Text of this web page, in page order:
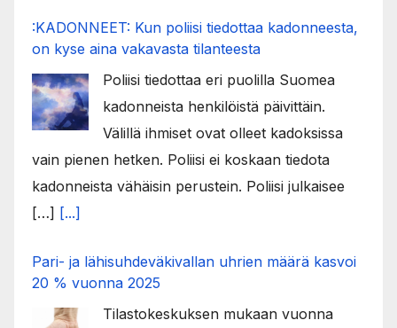
:KADONNEET: Kun poliisi tiedottaa kadonneesta,
on kyse aina vakavasta tilanteesta
Poliisi tiedottaa eri puolilla Suomea
kadonneista henkilöistä päivittäin.
Välillä ihmiset ovat olleet kadoksissa
vain pienen hetken. Poliisi ei koskaan tiedota
kadonneista vähäisin perustein. Poliisi julkaisee
[…] [...]
Pari- ja lähisuhdeväkivallan uhrien määrä kasvoi
20 % vuonna 2025
Tilastokeskuksen mukaan vuonna